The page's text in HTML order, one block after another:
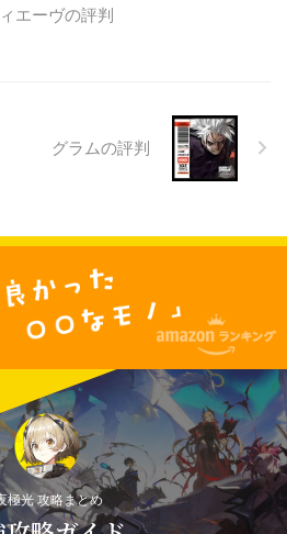
エーヴの評判
グラムの評判
極光 攻略まとめ